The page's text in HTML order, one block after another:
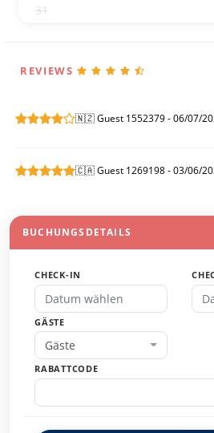
31
REVIEWS
🇳🇿 Guest 1552379 - 06/07/
🇨🇦 Guest 1269198 - 03/06/
BUCHUNGSDETAILS
CHECK-IN
GÄSTE
Gäste
RABATTCODE